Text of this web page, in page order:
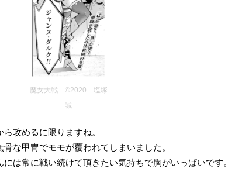
魔女大戦 ©2020 塩塚
誠
攻めるに限りますね。
な甲冑でモモが覆われてしまいました。
は常に戦い続けて頂きたい気持ちで胸がいっぱいです。